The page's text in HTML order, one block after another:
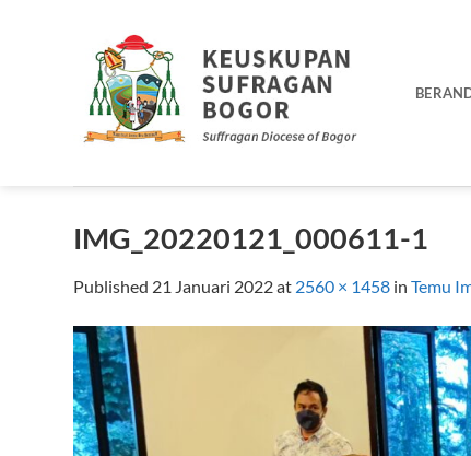
IMG_20220121_000611-1
Published 21 Januari 2022at 2560 × 1458 in Temu